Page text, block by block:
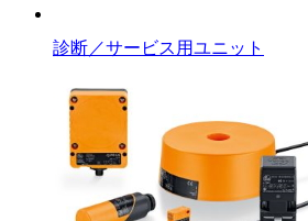
診断／サービス用ユニット